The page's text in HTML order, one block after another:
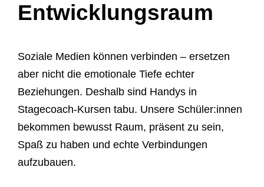
Entwicklungsraum
Soziale Medien können verbinden – ersetzen
aber nicht die emotionale Tiefe echter
Beziehungen. Deshalb sind Handys in
Stagecoach-Kursen tabu. Unsere Schüler:innen
bekommen bewusst Raum, präsent zu sein,
Spaß zu haben und echte Verbindungen
aufzubauen.